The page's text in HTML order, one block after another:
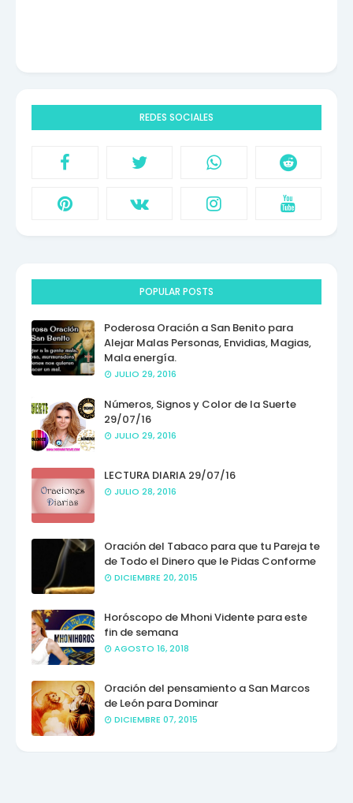
REDES SOCIALES
POPULAR POSTS
Poderosa Oración a San Benito para
Alejar Malas Personas, Envidias, Magias,
Mala energía.
JULIO 29, 2016
Números, Signos y Color de la Suerte
29/07/16
JULIO 29, 2016
LECTURA DIARIA 29/07/16
JULIO 28, 2016
Oración del Tabaco para que tu Pareja te
de Todo el Dinero que le Pidas Conforme
DICIEMBRE 20, 2015
Horóscopo de Mhoni Vidente para este
fin de semana
AGOSTO 16, 2018
Oración del pensamiento a San Marcos
de León para Dominar
DICIEMBRE 07, 2015